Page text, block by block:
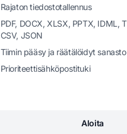
Rajaton tiedostotallennus
PDF, DOCX, XLSX, PPTX, IDML,
CSV, JSON
Tiimin pääsy ja räätälöidyt sanasto
Prioriteettisähköpostituki
Aloita